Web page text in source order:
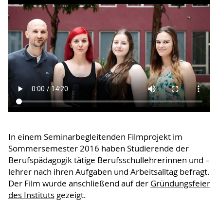
In einem Seminarbegleitenden Filmprojekt im
Sommersemester 2016 haben Studierende der
Berufspädagogik tätige Berufsschullehrerinnen und –
lehrer nach ihren Aufgaben und Arbeitsalltag befragt.
Der Film wurde anschließend auf der Gründungsfeier
des Institutsgezeigt.